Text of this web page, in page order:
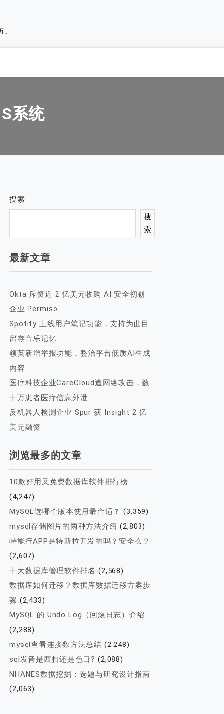
系统
搜索
搜
索
最新文章
Okta 斥资近 2 亿美元收购 AI 安全初创
企业 Permiso
Spotify 上线用户笔记功能，支持为曲目
留存音乐记忆
领英新增举报功能，整治平台低质AI生成
内容
医疗科技企业CareCloud遭网络攻击，数
十万患者医疗信息外泄
反机器人检测企业 Spur 获 Insight 2 亿
美元融资
浏览最多的文章
10款好用又免费数据库软件排行榜
(4,247)
MySQL选哪个版本使用最合适？ (3,359)
mysql存储图片的两种方法介绍 (2,803)
特能行APP是特斯拉开发的吗？安全么？
(2,607)
十大数据库管理软件排名 (2,568)
数据库如何迁移？数据库数据迁移方案步
骤 (2,433)
MySQL 的 Undo Log（回滚日志）介绍
(2,288)
mysql查看连接数方法总结 (2,248)
sql发音是西扣还是色口? (2,088)
NHANES数据挖掘：选题与研究设计指南
(2,063)